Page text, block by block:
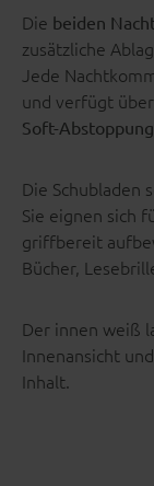
Die beiden
zusätzliche
Jede
und verfügt
Soft-Abstoppung
Die Schubladen
Sie eignen sich
griffbereit
Bücher,
Der innen weiß
Innenansicht
Inhalt.